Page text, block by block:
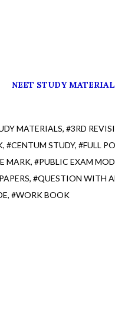
NEET STUDY
MATERIALS #3RD
#CENTUM STUDY #FULL
MARK #PUBLIC EXAM
#QUESTION WITH
#WORK BOOK